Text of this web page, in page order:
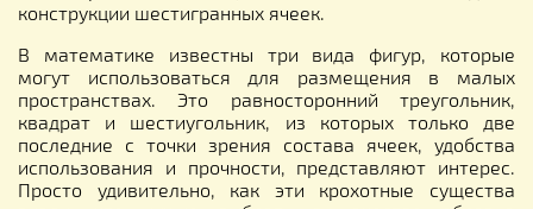
конструкции шестигранных ячеек.
В математике известны три вида фигур, которые
могут использоваться для размещения в малых
пространствах. Это равносторонний треугольник,
квадрат и шестиугольник, из которых только две
последние с точки зрения состава ячеек, удобства
использования и прочности, представляют интерес.
Просто удивительно, как эти крохотные существа